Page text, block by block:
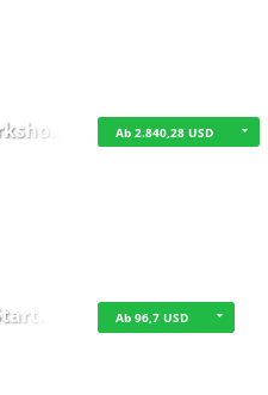
Ab 2.840,28 USD
Ab 96,7 USD